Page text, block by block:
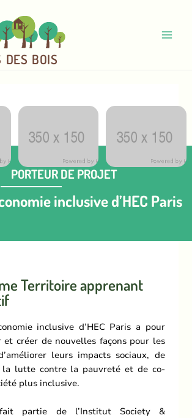
DES BOIS
PORTEUR DE PROJET
inclusive d’HEC Paris
Territoire apprenant
inclusive d’HEC Paris a pour
et créer de nouvelles façons pour les
leurs impacts sociaux, de
la lutte contre la pauvreté et de co-
plus inclusive.
partie de l’Institut Society &